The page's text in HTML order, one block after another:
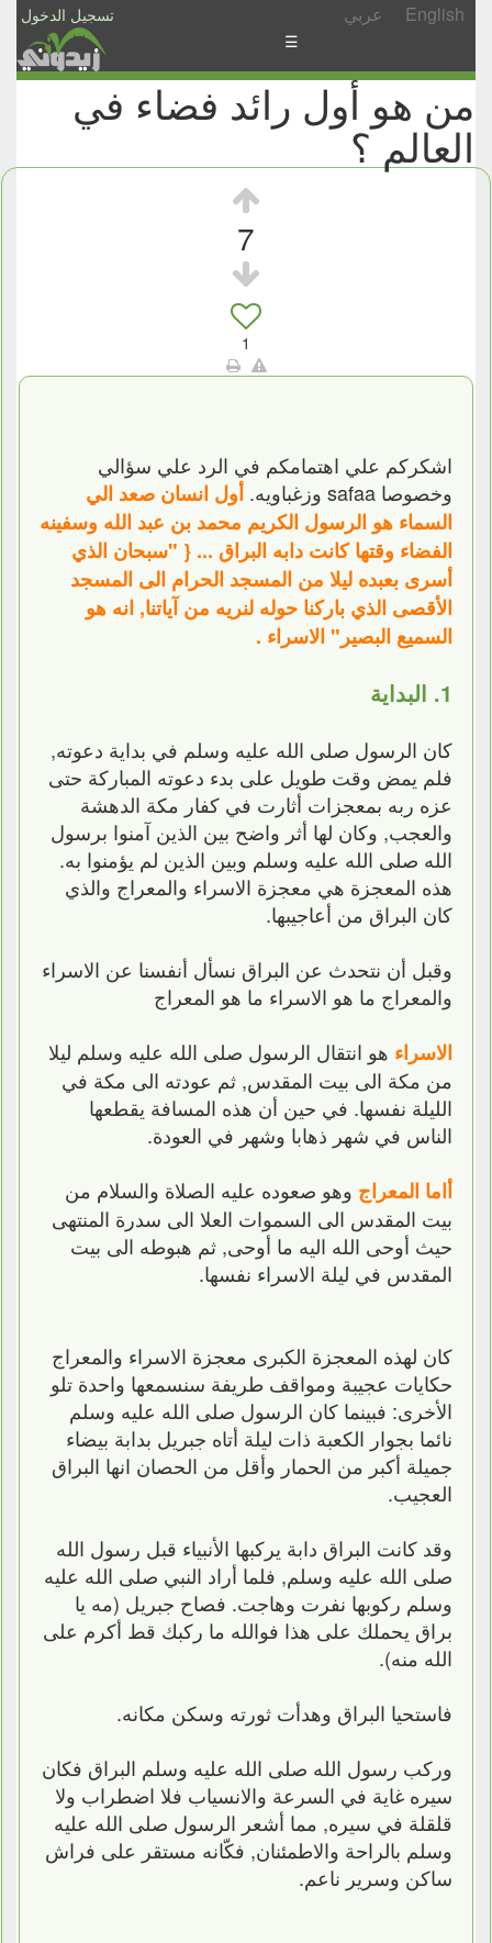
تسجيل الدخول عربي English
الأخبار
الأسئلة
والمشاركات
☰
من هو أول رائد فضاء في
العالم ؟
7
1
اشكركم علي اهتمامكم في الرد علي سؤالي
وخصوصا safaa وزغباويه.
أول انسان صعد الي
السماء هو الرسول الكريم محمد بن عبد الله وسفينه
الفضاء وقتها كانت دابه البراق ... { "سبحان الذي
أسرى بعبده ليلا من المسجد الحرام الى المسجد
الأقصى الذي باركنا حوله لنريه من آياتنا, انه هو
السميع البصير" الاسراء .
1. البداية
كان الرسول صلى الله عليه وسلم في بداية دعوته,
فلم يمض وقت طويل على بدء دعوته المباركة حتى
عزه ربه بمعجزات أثارت في كفار مكة الدهشة
والعجب, وكان لها أثر واضح بين الذين آمنوا برسول
الله صلى الله عليه وسلم وبين الذين لم يؤمنوا به.
هذه المعجزة هي معجزة الاسراء والمعراج والذي
كان البراق من أعاجيبها.
وقبل أن نتحدث عن البراق نسأل أنفسنا عن الاسراء
والمعراج ما هو الاسراء ما هو المعراج
الاسراء هو انتقال الرسول صلى الله عليه وسلم ليلا
من مكة الى بيت المقدس, ثم عودته الى مكة في
الليلة نفسها. في حين أن هذه المسافة يقطعها
الناس في شهر ذهابا وشهر في العودة.
أاما المعراج وهو صعوده عليه الصلاة والسلام من
بيت المقدس الى السموات العلا الى سدرة المنتهى
حيث أوحى الله اليه ما أوحى, ثم هبوطه الى بيت
المقدس في ليلة الاسراء نفسها.
كان لهذه المعجزة الكبرى معجزة الاسراء والمعراج
حكايات عجيبة ومواقف طريفة سنسمعها واحدة تلو
الأخرى: فبينما كان الرسول صلى الله عليه وسلم
نائما بجوار الكعبة ذات ليلة أتاه جبريل بدابة بيضاء
جميلة أكبر من الحمار وأقل من الحصان انها البراق
العجيب.
وقد كانت البراق دابة يركبها الأنبياء قبل رسول الله
صلى الله عليه وسلم, فلما أراد النبي صلى الله عليه
وسلم ركوبها نفرت وهاجت. فصاح جبريل (مه يا
براق يحملك على هذا فوالله ما ركبك قط أكرم على
الله منه).
فاستحيا البراق وهدأت ثورته وسكن مكانه.
وركب رسول الله صلى الله عليه وسلم البراق فكان
سيره غاية في السرعة والانسياب فلا اضطراب ولا
قلقلة في سيره, مما أشعر الرسول صلى الله عليه
وسلم بالراحة والاطمئنان, فكّانه مستقر على فراش
ساكن وسرير ناعم.